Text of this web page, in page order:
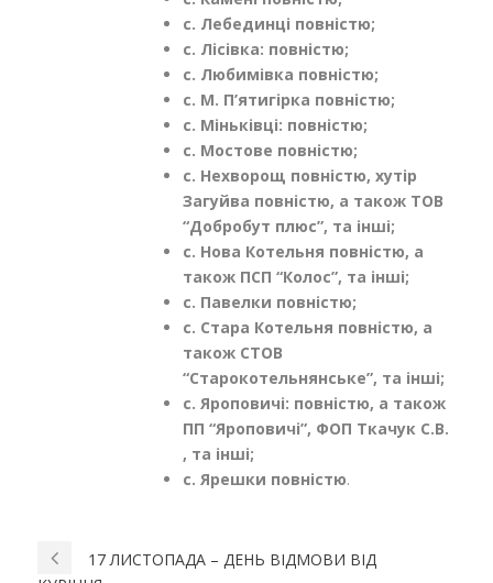
с. Лебединці повністю;
с. Лісівка: повністю;
с. Любимівка повністю;
с. М. П’ятигірка повністю;
с. Міньківці: повністю;
с. Мостове повністю;
с. Нехворощ повністю, хутір
Загуйва повністю, а також ТОВ
“Добробут плюс”, та інші;
с. Нова Котельня повністю, а
також ПСП “Колос”, та інші;
с. Павелки повністю;
с. Стара Котельня повністю, а
також СТОВ
“Старокотельнянське”, та інші;
с. Яроповичі: повністю, а також
ПП “Яроповичі”, ФОП Ткачук С.В.
, та інші;
с. Ярешки повністю.
17 ЛИСТОПАДА – ДЕНЬ ВІДМОВИ ВІД